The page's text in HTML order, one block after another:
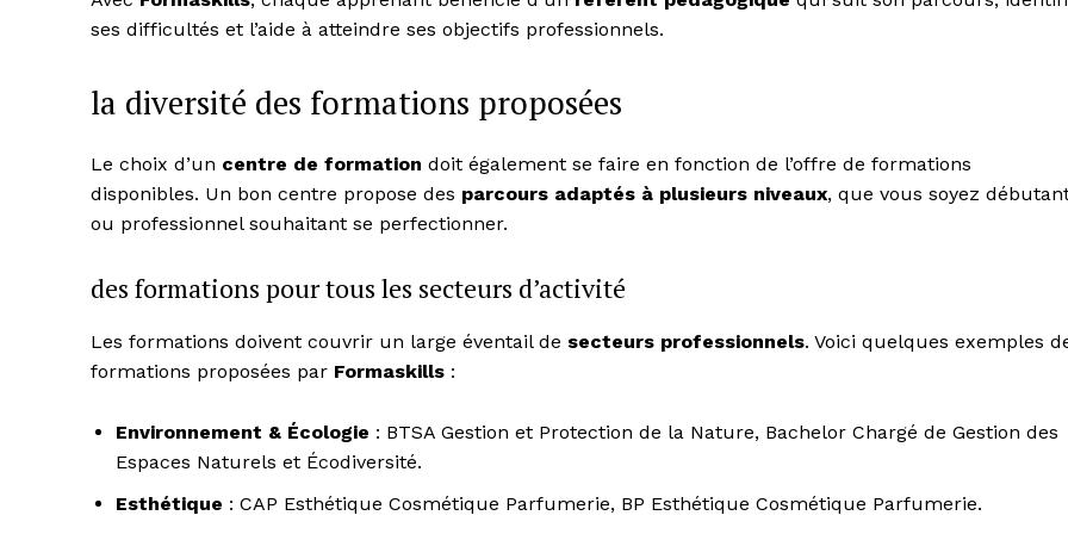
ses difficultés et l’aide à atteindre ses objectifs professionnels.
la diversité des formations proposées
Le choix d’un centre de formation doit également se faire en fonction de l’offre de formations
disponibles. Un bon centre propose des parcours adaptés à plusieurs niveaux, que vous soyez
ou professionnel souhaitant se perfectionner.
des formations pour tous les secteurs d’activité
Les formations doivent couvrir un large éventail de secteurs professionnels. Voici quelques exemples
formations proposées par Formaskills :
Environnement & Écologie : BTSA Gestion et Protection de la Nature, Bachelor Chargé de Gestion des
Espaces Naturels et Écodiversité.
Esthétique : CAP Esthétique Cosmétique Parfumerie, BP Esthétique Cosmétique Parfumerie.